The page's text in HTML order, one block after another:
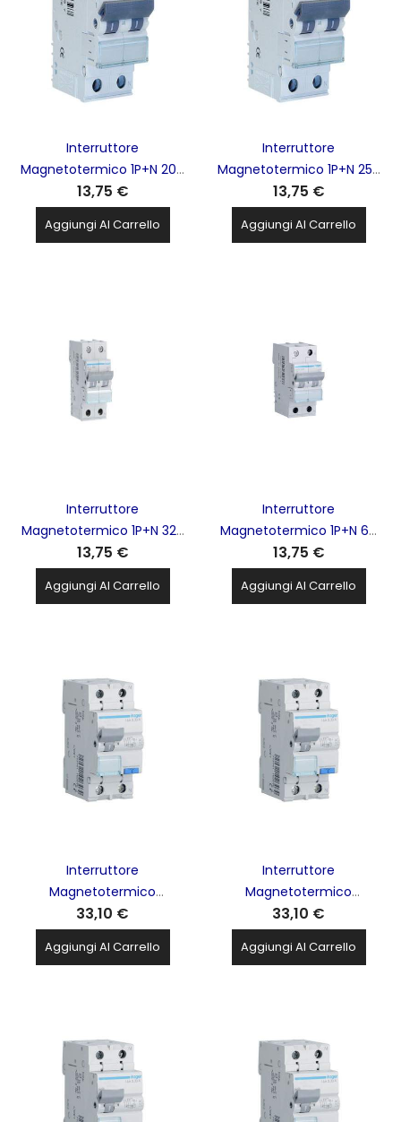
Interruttore
Magnetotermico 1P+N 20A
4,5Ka 2M HAGER - MYN520
13,75 €
Aggiungi Al Carrello
Interruttore
Magnetotermico 1P+N 25A
4,5Ka 2M HAGER - MYN525
13,75 €
Aggiungi Al Carrello
Interruttore
Magnetotermico 1P+N 32A
4,5Ka 2M HAGER - MYN532
13,75 €
Aggiungi Al Carrello
Interruttore
Magnetotermico 1P+N 6A
4,5Ka 2M HAGER - MYN506
13,75 €
Aggiungi Al Carrello
Interruttore
Magnetotermico
Automatico Differenziale
1p+N 10A C 4.5Ka 30Ma AC
2M HAGER - ADC810H
33,10 €
Aggiungi Al Carrello
Interruttore
Magnetotermico
Automatico Differenziale
1p+N 16A C 4.5Ka 30Ma AC
2M HAGER - ADC816H
33,10 €
Aggiungi Al Carrello